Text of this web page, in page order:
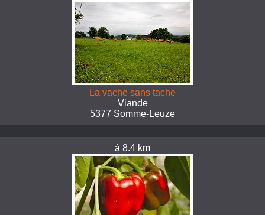
La vache sans tache
Viande
5377 Somme-Leuze
à 8.4 km